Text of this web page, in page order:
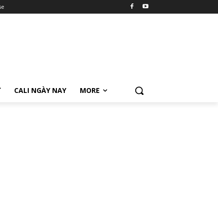
CALI NGÀY NAY MORE